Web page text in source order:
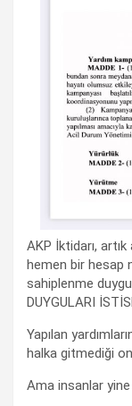
AKP İktidarı,
hemen bir hesap
sahiplenme
DUYGULARI
Yapılan
halka gitmediği
Ama insanlar